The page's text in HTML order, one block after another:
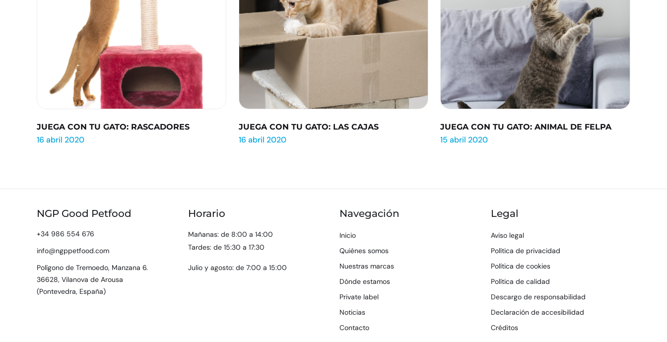
16 abril 2020
JUEGA CON TU GATO: RASCADORES
16 abril 2020
JUEGA CON TU GATO: LAS CAJAS
15 abril 2020
JUEGA CON TU GATO: ANIMAL DE FELPA
NGP Good Petfood
+34 986 554 676
info@ngppetfood.com
Polígono de Tremoedo, Manzana 6.
36628, Vilanova de Arousa
(Pontevedra, España)
Horario
Mañanas: de 8:00 a 14:00
Tardes: de 15:30 a 17:30
Julio y agosto: de 7:00 a 15:00
Navegación
Inicio
Quiénes somos
Nuestras marcas
Dónde estamos
Private label
Noticias
Contacto
Legal
Aviso legal
Política de privacidad
Política de cookies
Política de calidad
Descargo de responsabilidad
Declaración de accesibilidad
Créditos